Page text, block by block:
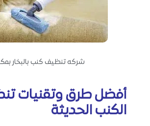
شركه تنظيف كنب بالبخار
أفضل طرق وتقنيات
الكنب الحديثة